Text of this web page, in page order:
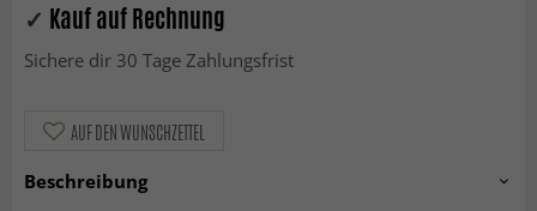
✓ Kauf auf Rechnung
Sichere dir 30 Tage Zahlungsfrist
AUF DEN WUNSCHZETTEL
Beschreibung